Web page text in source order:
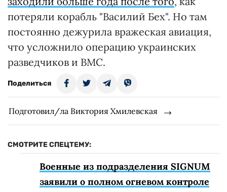
потеряли корабль "Василий Бех". Но там
постоянно дежурила вражеская авиация,
что усложнило операцию украинских
разведчиков и ВМС.
Поделиться
Подготовил/ла Виктория Хмилевская
СМОТРИТЕ СПЕЦТЕМУ:
Военные из подразделения SIGNUM
заявили о полном огневом контроле